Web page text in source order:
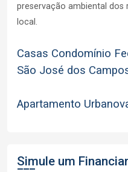
preservação ambiental dos
local.
Casas Condomínio
São José dos
Apartamento
Simule um